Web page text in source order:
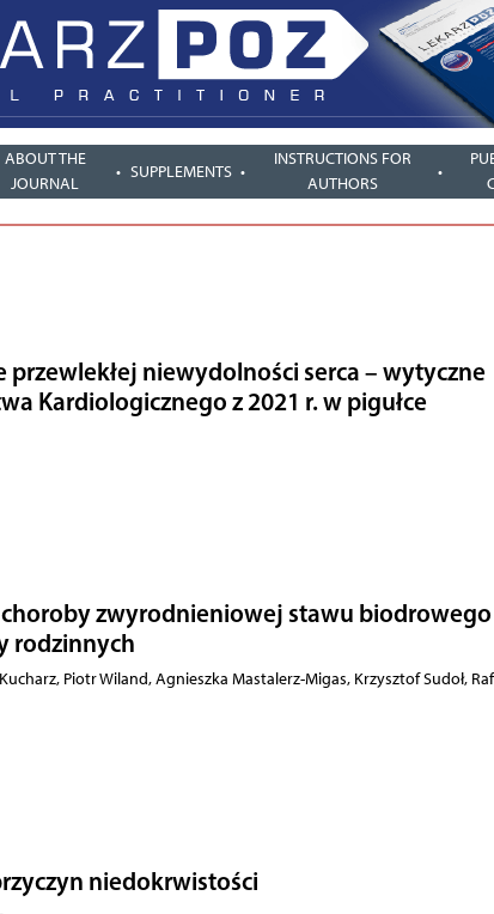
ABOUT THE
JOURNAL
SUPPLEMENTS
INSTRUCTIONS FOR
AUTHORS
przewlekłej niewydolności serca – wytyczne
Kardiologicznego z 2021 r. w pigułce
zwyrodnieniowej stawu
rodzinnych
Piotr Wiland, Agnieszka Mastalerz-Migas, Krzysztof Sudoł,
niedokrwistości